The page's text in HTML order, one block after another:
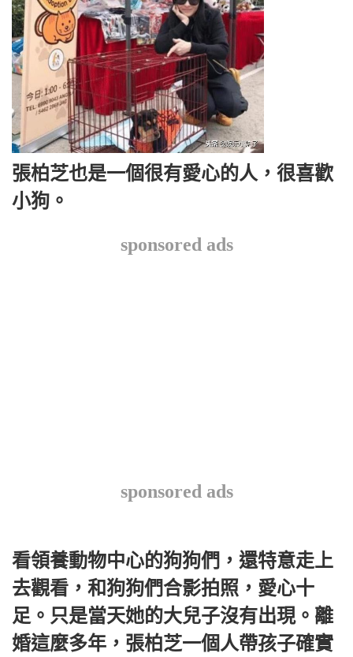
張柏芝也是一個很有愛心的人，很喜歡
小狗。
sponsored ads
sponsored ads
看領養動物中心的狗狗們，還特意走上
去觀看，和狗狗們合影拍照，愛心十
足。只是當天她的大兒子沒有出現。離
婚這麼多年，張柏芝一個人帶孩子確實